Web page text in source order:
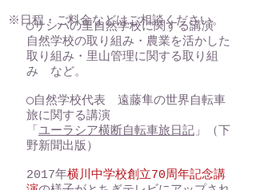
◯サシバの里自然学校に関する講演
自然学校の取り組み・農業を活かした
取り組み・里山管理に関する取り組
み など。
◯自然学校代表 遠藤隼の世界自転車
旅に関する講演
「 ユーラシア横断自転車旅日記」（下
野新聞出版）
2017年横川中学校創立70周年記念講
※日程・ご料金などはご相談ください。